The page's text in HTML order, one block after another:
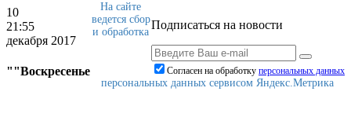
10
21:55
декабря 2017
""Воскресенье
Подписаться на новости
Согласен на обработку персональныx данных
На сайте
ведется сбор
и обработка
персональных данных сервисом Яндекс.Метрика